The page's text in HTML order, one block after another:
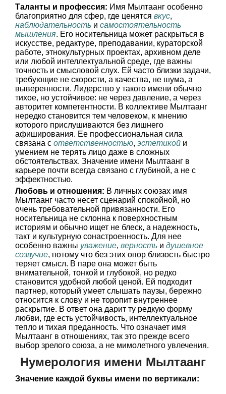
Таланты и профессия: Имя Мылтаанг особенно
благоприятно для сфер, где ценятся вкус,
наблюдательность и самостоятельность
мышления. Его носительница может раскрыться в
искусстве, редактуре, преподавании, кураторской
работе, этнокультурных проектах, архивном деле
или любой интеллектуальной среде, где важны
точность и смысловой слух. Ей часто близки задачи,
требующие не скорости, а качества, не шума, а
выверенности. Лидерство у такого имени обычно
тихое, но устойчивое: не через давление, а через
авторитет компетентности. В коллективе Мылтаанг
нередко становится тем человеком, к мнению
которого прислушиваются без лишнего
афиширования. Ее профессиональная сила
связана с ответственностью, эстетикой и
умением не терять лицо даже в сложных
обстоятельствах. Значение имени Мылтаанг в
карьере почти всегда связано с глубиной, а не с
эффектностью.
Любовь и отношения: В личных союзах имя
Мылтаанг часто несет сценарий спокойной, но
очень требовательной привязанности. Его
носительница не склонна к поверхностным
историям и обычно ищет не блеск, а надежность,
такт и культурную сонастроенность. Для нее
особенно важны уважение, верность и душевное
созвучие, потому что без этих опор близость быстро
теряет смысл. В паре она может быть
внимательной, тонкой и глубокой, но редко
становится удобной любой ценой. Ей подходит
партнер, который умеет слышать паузы, бережно
относится к слову и не торопит внутреннее
раскрытие. В ответ она дарит ту редкую форму
любви, где есть устойчивость, интеллектуальное
тепло и тихая преданность. Что означает имя
Мылтаанг в отношениях, так это прежде всего
выбор зрелого союза, а не мимолетного увлечения.
Нумерология имени Мылтаанг
Значение каждой буквы имени по вертикали: